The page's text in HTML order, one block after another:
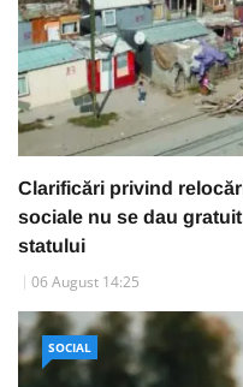
Clarificări privind
sociale nu se dau
statului
06 August 14:25
SOCIAL